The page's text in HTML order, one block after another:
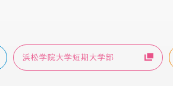
浜松学院大学短期大学部